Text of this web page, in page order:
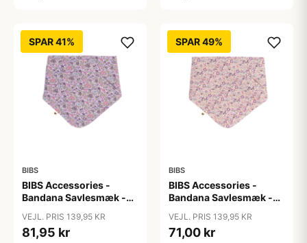
SPAR 41%
BIBS
BIBS Accessories -
Bandana Savlesmæk -
Lawn/Violet Sky
VEJL. PRIS 139,95 KR
81,95 kr
SPAR 49%
BIBS
BIBS Accessories -
Bandana Savlesmæk -
VEJL. PRIS 139,95 KR
71,00 kr